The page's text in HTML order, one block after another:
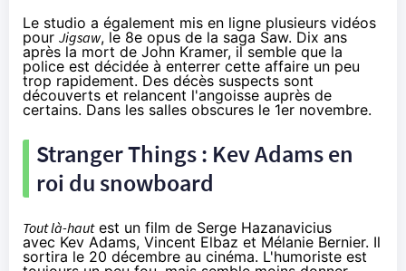
Le studio a également mis en ligne plusieurs vidéos
pour Jigsaw, le 8e opus de la saga Saw. Dix ans
après la mort de John Kramer, il semble que la
police est décidée à enterrer cette affaire un peu
trop rapidement. Des décès suspects sont
découverts et relancent l'angoisse auprès de
certains. Dans les salles obscures le 1er novembre.
Stranger Things : Kev Adams en
roi du snowboard
Tout là-hautest un film de Serge Hazanavicius
avec Kev Adams, Vincent Elbaz et Mélanie Bernier. Il
sortira le 20 décembre au cinéma. L'humoriste est